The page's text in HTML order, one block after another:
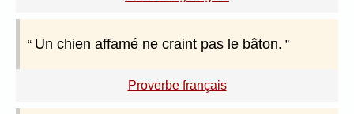
Un chien affamé ne craint pas le bâton.
Proverbe français